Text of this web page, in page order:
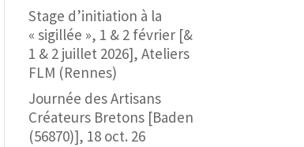
Stage d’initiation à la
« sigillée », 1 & 2 février [&
1 & 2 juillet 2026], Ateliers
FLM (Rennes)
Journée des Artisans
Créateurs Bretons [Baden
(56870)], 18 oct. 26